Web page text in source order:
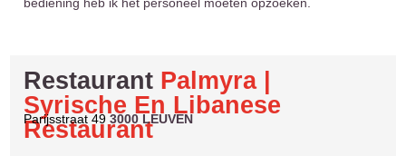
Restaurant Palmyra |
Syrische En Libanese
Restaurant
Parijsstraat 493000 LEUVEN